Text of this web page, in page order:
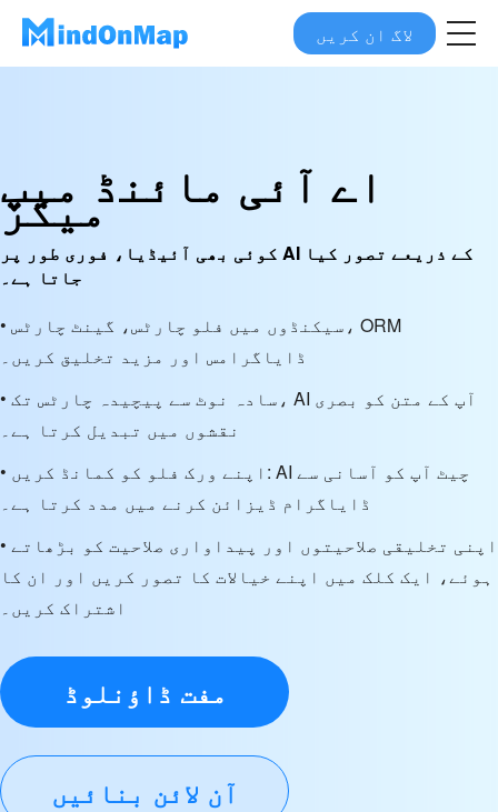
لاگ ان کریں
اے آئی مائنڈ میپ
میکر
کوئی بھی آئیڈیا، فوری طور پر AI کے ذریعے تصور کیا
جاتا ہے۔
• سیکنڈوں میں فلو چارٹس، گینٹ چارٹس، ORM
ڈایاگرامس اور مزید تخلیق کریں۔
• سادہ نوٹ سے پیچیدہ چارٹس تک، AI آپ کے متن کو بصری
نقشوں میں تبدیل کرتا ہے۔
• اپنے ورک فلو کو کمانڈ کریں: AI چیٹ آپ کو آسانی سے
ڈایاگرام ڈیزائن کرنے میں مدد کرتا ہے۔
• اپنی تخلیقی صلاحیتوں اور پیداواری صلاحیت کو بڑھاتے
ہوئے، ایک کلک میں اپنے خیالات کا تصور کریں اور ان کا
اشتراک کریں۔
مفت ڈاؤنلوڈ
آن لائن بنائیں